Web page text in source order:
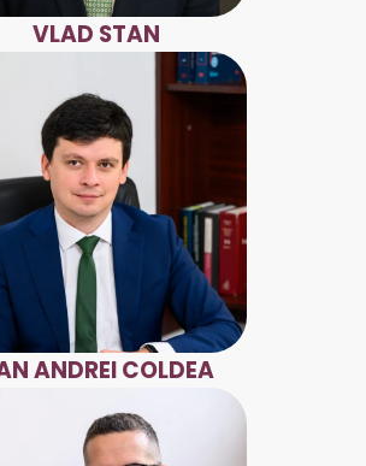
VLAD STAN
ANDREI COLDEA